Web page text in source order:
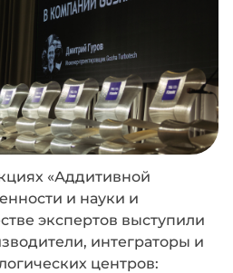
«Аддитивной
и науки и
экспертов выступили
интеграторы и
центров: